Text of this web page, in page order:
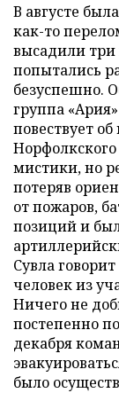
В августе
как-то
высадили три
попытались
безуспешно.
группа
повествует
мистики, но
потеряв
от пожаров,
позиций и
Сувла
человек из
Ничего не
постепенно
декабря
было